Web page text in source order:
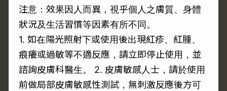
注意：效果因人而異，視乎個人之膚質、身體
狀況及生活習慣等因素有所不同。
1. 如在陽光照射下或使用後出現紅疹、紅腫、
痕癢或過敏等不適反應，請立即停止使用，並
諮詢皮膚科醫生。 2. 皮膚敏感人士，請於使用
前做局部皮膚敏感性測試，無刺激反應後方可